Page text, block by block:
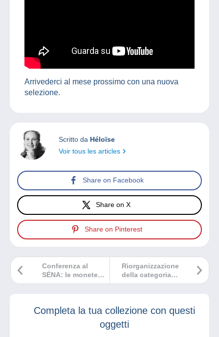
Arrivederci al mese prossimo con una nuova
selezione.
Scritto da Héloïse
Voir tous les articles
Share on Facebook
Share on X
Share on Pinterest
Riorganizzazione
della categoria
‘Francobolli >
Conferenza al
SÉNA: le monete
dei giochi secolari
Completa la tua collezione con questi
oggetti